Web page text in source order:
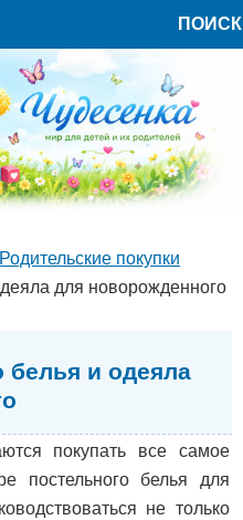
ПОИСК
Родительские покупки
для новорожденного
белья и одеяла
покупать все самое
постельного белья для
не только